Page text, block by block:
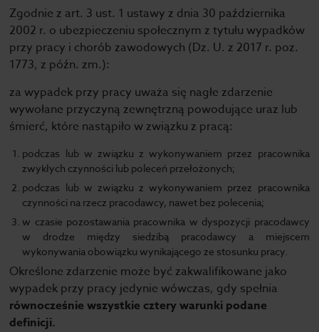
Zgodnie z art. 3 ust. 1 ustawy z dnia 30 października
2002 r. o ubezpieczeniu społecznym z tytułu wypadków
przy pracy i chorób zawodowych (Dz. U. z 2017 r. poz.
1773, z późn. zm.):
za wypadek przy pracy uważa się nagłe zdarzenie
wywołane przyczyną zewnętrzną powodujące uraz lub
śmierć, które nastąpiło w związku z pracą:
podczas lub w związku z wykonywaniem przez pracownika
zwykłych czynności lub poleceń przełożonych;
podczas lub w związku z wykonywaniem przez pracownika
czynności na rzecz pracodawcy, nawet bez polecenia;
w czasie pozostawania pracownika w dyspozycji pracodawcy
w drodze między siedzibą pracodawcy a miejscem
wykonywania obowiązku wynikającego ze stosunku pracy.
Określone zdarzenie może być zakwalifikowane jako
wypadek przy pracy jedynie wówczas, gdy spełnia
równocześnie wszystkie cztery warunki podane
definicji.